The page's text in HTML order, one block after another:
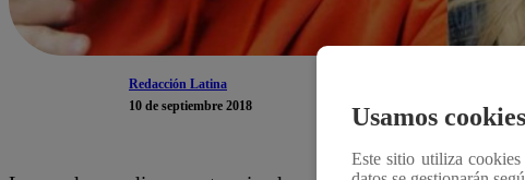
Redacción Latina
10 de septiembre 2018
Usamos
Este sitio utiliza